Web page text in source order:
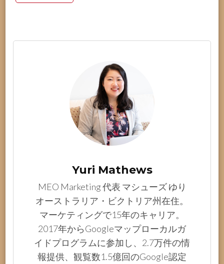
Yuri Mathews
MEO Marketing 代表 マシューズ ゆり
オーストラリア・ビクトリア州在住。
マーケティングで15年のキャリア。
2017年からGoogleマップローカルガ
イドプログラムに参加し、2.7万件の情
報提供、観覧数1.5億回のGoogle認定